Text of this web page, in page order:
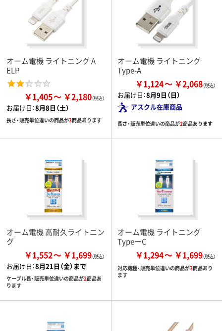
オーム電機 ライトニング A
ELP
￥1,405 ￥2,180
お届け日：8月8日（土）
長さ・販売単位違いの商品が3商品あります
オーム電機 ライトニング
Type-A
￥1,124 ￥2,068
お届け日：8月9日（日）
アスクル在庫商品
長さ・販売単位違いの商品が2商品あります
オーム電機 高耐久ライトニン
グ
￥1,552 ￥1,699
お届け日：8月21日（金）まで
ケーブル長・販売単位違いの商品が2商品あ
ります
オーム電機 ライトニング
TypeーC
￥1,294 ￥1,699
対応機種・販売単位違いの商品が3商品あり
ます